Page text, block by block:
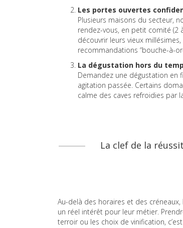
Les portes ouvertes
Plusieurs maisons du secteur,
rendez-vous, en petit comité (2
découvrir leurs vieux
recommandations “bouche-à-
La dégustation hors du
Demandez une dégustation en
agitation passée. Certains
calme des caves refroidies par
La clef de la
Au-delà des horaires et des
un réel intérêt pour leur métier.
terroir ou les choix de vinification,